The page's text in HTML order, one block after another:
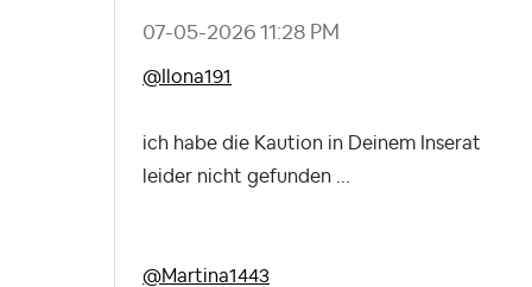
‎07-05-2026 11:28 PM
@Ilona191
ich habe die Kaution in Deinem Inserat
leider nicht gefunden ...
@Martina1443